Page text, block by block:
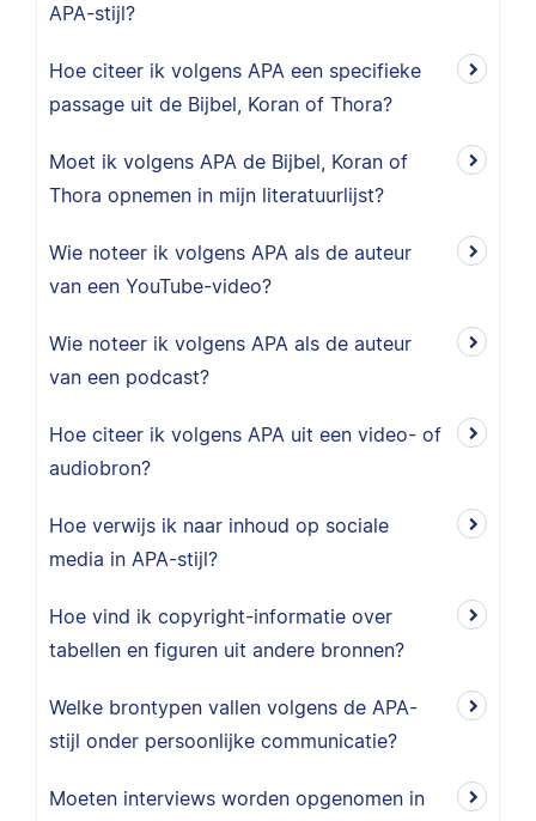
APA-stijl?
Hoe citeer ik volgens APA een specifieke
passage uit de Bijbel, Koran of Thora?
Moet ik volgens APA de Bijbel, Koran of
Thora opnemen in mijn literatuurlijst?
Wie noteer ik volgens APA als de auteur
van een YouTube-video?
Wie noteer ik volgens APA als de auteur
van een podcast?
Hoe citeer ik volgens APA uit een video- of
audiobron?
Hoe verwijs ik naar inhoud op sociale
media in APA-stijl?
Hoe vind ik copyright-informatie over
tabellen en figuren uit andere bronnen?
Welke brontypen vallen volgens de APA-
stijl onder persoonlijke communicatie?
Moeten interviews worden opgenomen in